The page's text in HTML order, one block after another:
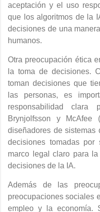
aceptación y el uso
que los algoritmos de la
decisiones de una
humanos.
Otra preocupación ética
la toma de decisiones.
toman decisiones que
las personas, es
responsabilidad clara
Brynjolfsson y McAfee
diseñadores de sistemas
decisiones tomadas
marco legal claro para
decisiones de la IA.
Además de las
preocupaciones sociales
empleo y la economía.